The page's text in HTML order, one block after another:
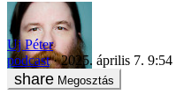
Uj Péter
podcast
2025. április 7. 9:54
Megosztás